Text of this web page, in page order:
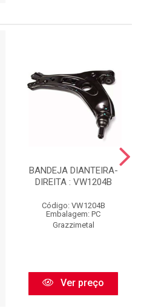
BANDEJA DIANTEIRA-
DIREITA : VW1204B
Código: VW1204B
Embalagem: PC
Grazzimetal
Ver preço